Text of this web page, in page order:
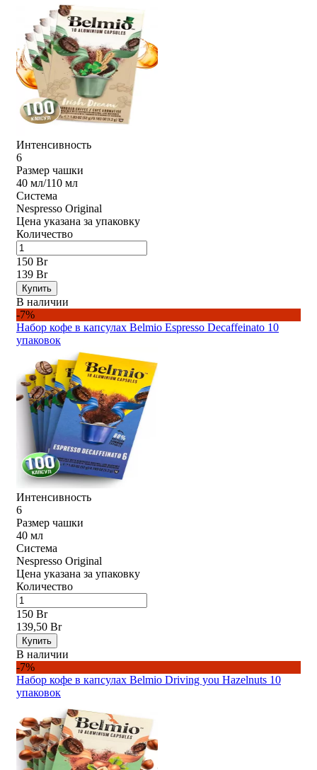
Интенсивность
6
Размер чашки
40 мл/110 мл
Система
Nespresso Original
Цена указана за упаковку
Количество
150 Br
139 Br
Купить
В наличии
-7%
Набор кофе в капсулах Belmio Espresso Decaffeinato 10
упаковок
Интенсивность
6
Размер чашки
40 мл
Система
Nespresso Original
Цена указана за упаковку
Количество
150 Br
139,50 Br
Купить
В наличии
-7%
Набор кофе в капсулах Belmio Driving you Hazelnuts 10
упаковок